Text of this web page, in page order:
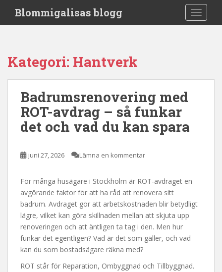
i
Blommigalisas blogg
Kategori: Hantverk
Badrumsrenovering med
ROT-avdrag – så funkar
det och vad du kan spara
juni 27, 2026 Lämna en kommentar
För många husägare i Stockholm är ROT-avdraget en
avgörande faktor för att ha råd att renovera sitt
badrum. Avdraget gör att arbetskostnaden blir betydligt
lägre, vilket kan göra skillnaden mellan att skjuta upp
renoveringen och att äntligen ta tag i den. Men hur
funkar det egentligen? Vad är det som gäller, och vad
kan du som bostadsägare räkna med?
ROT står för Reparation, Ombyggnad och Tillbyggnad.